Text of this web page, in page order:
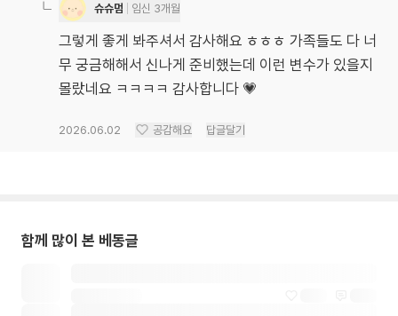
슈슈멈 임신 3개월
그렇게 좋게 봐주셔서 감사해요 ㅎㅎㅎ 가족들도 다 너
무 궁금해해서 신나게 준비했는데 이런 변수가 있을지
몰랐네요 ㅋㅋㅋㅋ 감사합니다 💗
2026.06.02 공감해요 답글달기
함께 많이 본 베동글